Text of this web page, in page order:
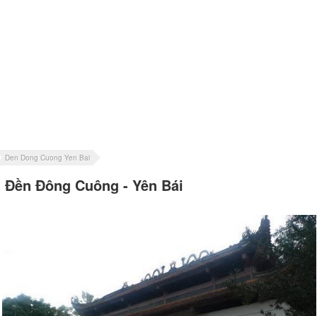
Den Dong Cuong Yen Bai
Đền Đông Cuông - Yên Bái